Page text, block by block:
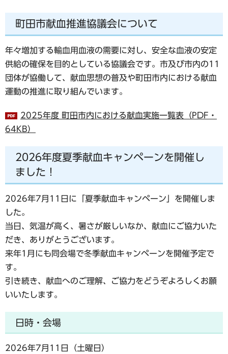
町田市献血推進協議会について
年々増加する輸血用血液の需要に対し、安全な血液の安定
供給の確保を目的としている協議会です。市及び市内の11
団体が協働して、献血思想の普及や町田市内における献血
運動の推進に取り組んでいます。
2025年度 町田市内における献血実施一覧表（PDF・
64KB）
2026年度夏季献血キャンペーンを開催し
ました！
2026年7月11日に「夏季献血キャンペーン」を開催しま
した。
当日、気温が高く、暑さが厳しいなか、献血にご協力いた
だき、ありがとうございます。
来年1月にも同会場で冬季献血キャンペーンを開催予定で
す。
引き続き、献血へのご理解、ご協力をどうぞよろしくお願
いいたします。
日時・会場
2026年7月11日（土曜日）